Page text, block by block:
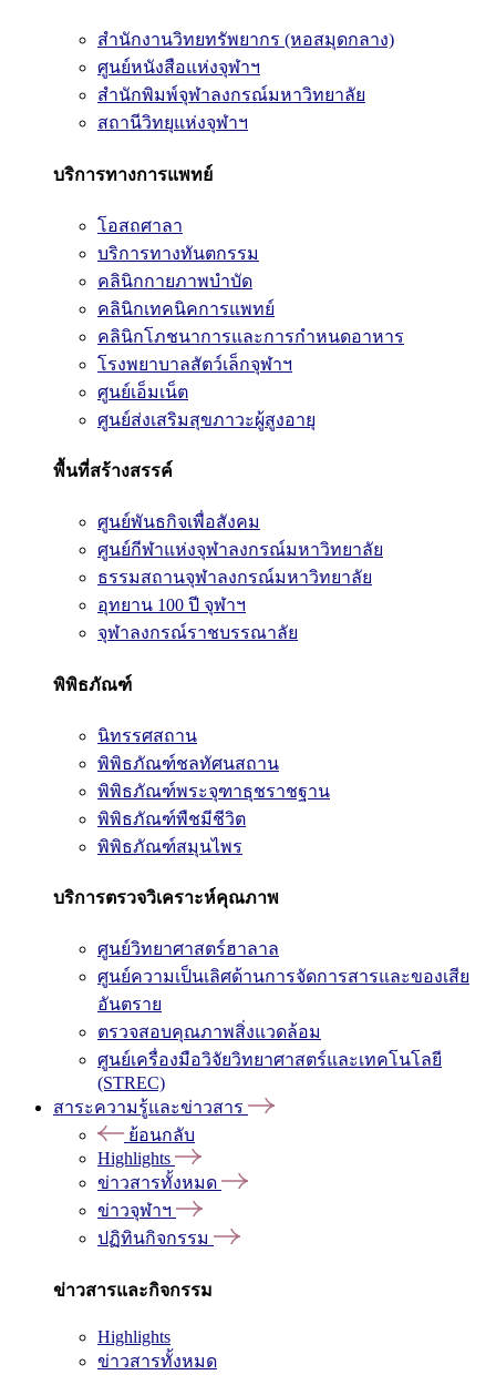
สำนักงานวิทยทรัพยากร (หอสมุดกลาง)
ศูนย์หนังสือแห่งจุฬาฯ
สำนักพิมพ์จุฬาลงกรณ์มหาวิทยาลัย
สถานีวิทยุแห่งจุฬาฯ
บริการทางการแพทย์
โอสถศาลา
บริการทางทันตกรรม
คลินิกกายภาพบำบัด
คลินิกเทคนิคการแพทย์
คลินิกโภชนาการและการกำหนดอาหาร
โรงพยาบาลสัตว์เล็กจุฬาฯ
ศูนย์เอ็มเน็ต
ศูนย์ส่งเสริมสุขภาวะผู้สูงอายุ
พื้นที่สร้างสรรค์
ศูนย์พันธกิจเพื่อสังคม
ศูนย์กีฬาแห่งจุฬาลงกรณ์มหาวิทยาลัย
ธรรมสถานจุฬาลงกรณ์มหาวิทยาลัย
อุทยาน 100 ปี จุฬาฯ
จุฬาลงกรณ์ราชบรรณาลัย
พิพิธภัณฑ์
นิทรรศสถาน
พิพิธภัณฑ์ชลทัศนสถาน
พิพิธภัณฑ์พระจุฑาธุชราชฐาน
พิพิธภัณฑ์พืชมีชีวิต
พิพิธภัณฑ์สมุนไพร
บริการตรวจวิเคราะห์คุณภาพ
ศูนย์วิทยาศาสตร์ฮาลาล
ศูนย์ความเป็นเลิศด้านการจัดการสารและของเสีย
อันตราย
ตรวจสอบคุณภาพสิ่งแวดล้อม
ศูนย์เครื่องมือวิจัยวิทยาศาสตร์และเทคโนโลยี
(STREC)
สาระความรู้และข่าวสาร
ย้อนกลับ
Highlights
ข่าวสารทั้งหมด
ข่าวจุฬาฯ
ปฏิทินกิจกรรม
ข่าวสารและกิจกรรม
Highlights
ข่าวสารทั้งหมด